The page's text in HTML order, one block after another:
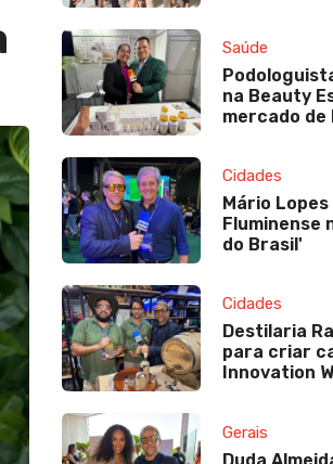
Saúde
na Beauty
mercado de
Cidades
Mário
Fluminense
do Brasil'
Cidades
Destilaria
para criar
Innovation
Gerais
Duda